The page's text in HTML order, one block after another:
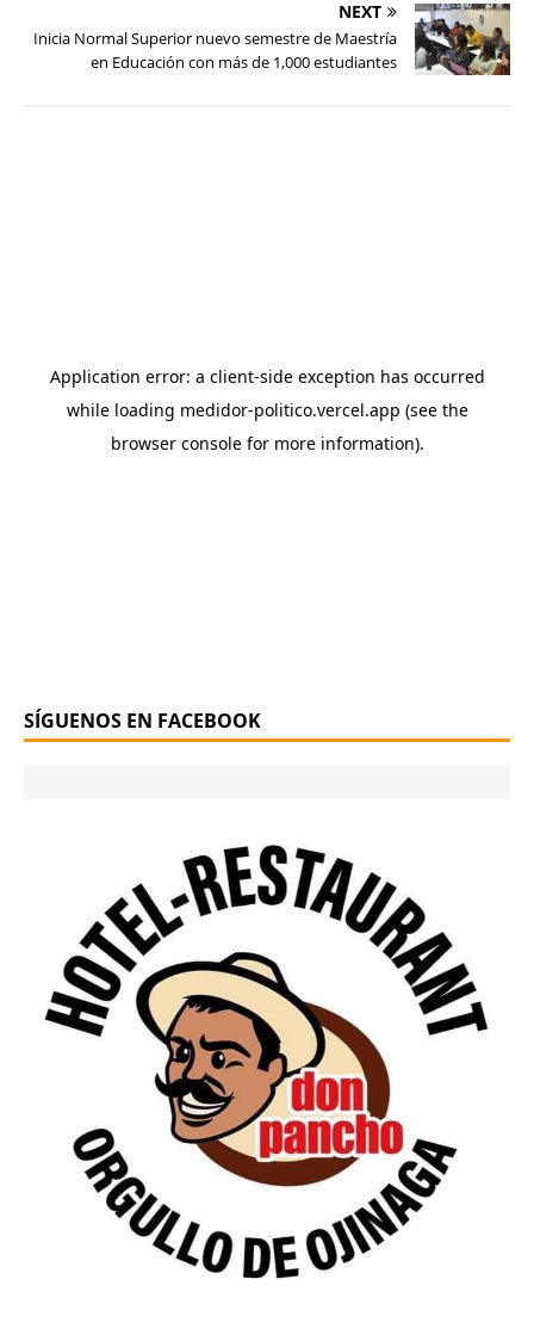
NEXT
Inicia Normal Superior nuevo semestre de Maestría
en Educación con más de 1,000 estudiantes
SÍGUENOS EN FACEBOOK